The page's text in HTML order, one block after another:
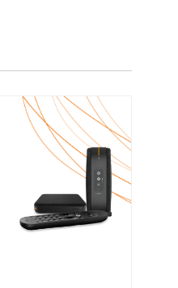
puis 57,99 € par mois,